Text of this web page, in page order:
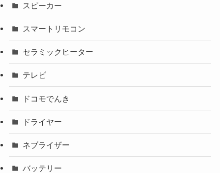
スピーカー
スマートリモコン
セラミックヒーター
テレビ
ドコモでんき
ドライヤー
ネブライザー
バッテリー